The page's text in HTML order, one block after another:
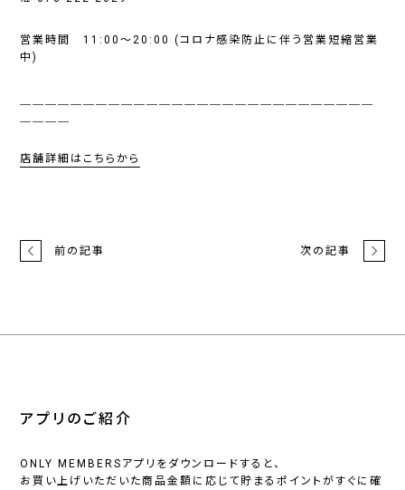
営業時間 11:00〜20:00 (コロナ感染防止に伴う営業短縮営業
中)
店舗詳細はこちらから
前の記事 次の記事
アプリのご紹介
ONLY MEMBERSアプリをダウンロードすると、
お買い上げいただいた商品金額に応じて貯まるポイントがすぐに確